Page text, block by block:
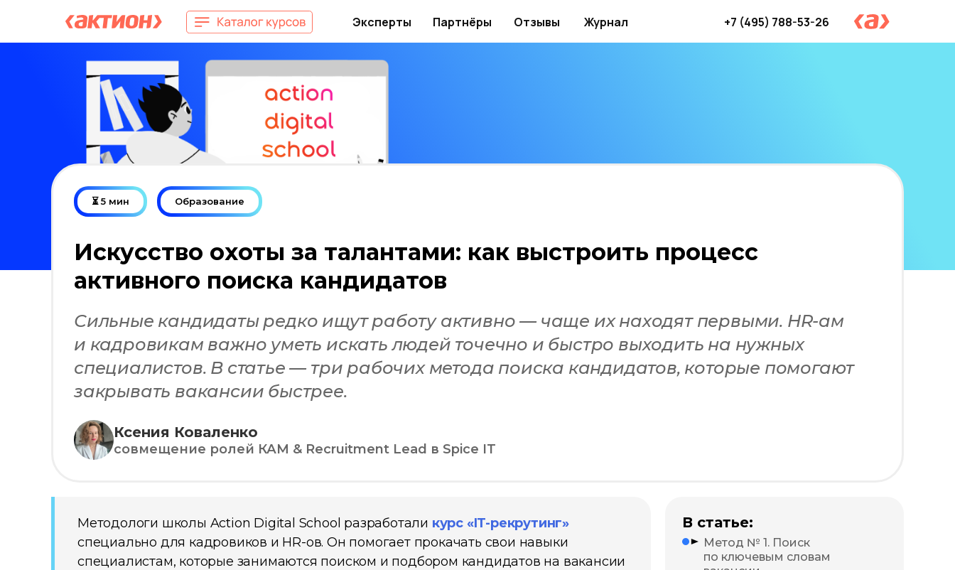
Вход и регистрация
Эксперты Партнёры Отзывы +7 (495) 788-53-26
Журнал
⏳ 5 мин Образование
Искусство охоты за талантами: как выстроить процесс
активного поиска кандидатов
Сильные кандидаты редко ищут работу активно — чаще их находят первыми. HR-ам
и кадровикам важно уметь искать людей точечно и быстро выходить на нужных
специалистов. В статье — три рабочих метода поиска кандидатов, которые помогают
закрывать вакансии быстрее.
Ксения Коваленко
совмещение ролей КАМ & Recruitment Lead в Spice IT
В статье:
Метод № 1. Поиск
по ключевым словам
Методологи школы Action Digital School разработали курс «IT-рекрутинг»
специально для кадровиков и HR-ов. Он помогает прокачать свои навыки
специалистам, которые занимаются поиском и подбором кандидатов на вакансии